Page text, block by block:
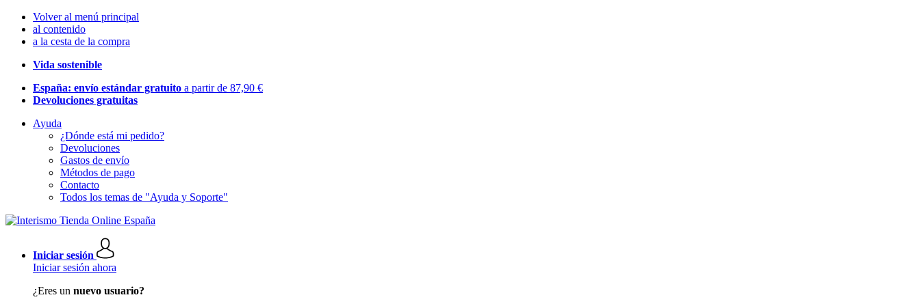
Volver al menú principal
al contenido
a la cesta de la compra
Vida sostenible
España: envío estándar gratuito a partir de 87,90 €
Devoluciones gratuitas
Ayuda
¿Dónde está mi pedido?
Devoluciones
Gastos de envío
Métodos de pago
Contacto
Todos los temas de "Ayuda y Soporte"
Iniciar sesión
Iniciar sesión ahora
¿Eres un nuevo usuario?